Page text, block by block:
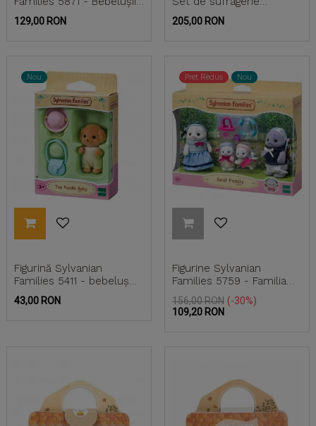
Zâne Fermecate
Pret
129,00 RON
elegantă
Pret
205,00 RON
Nou
Figurină Sylvanian
Families 5411 - bebeluș
cateluș Pudel
Pret
43,00 RON
Pret Redus Nou
Figurine Sylvanian
Families 5759 - Familia
Focă - CUTIE
DETERIORATA
Pret
de
156,00 RON -30%
109,20 RON